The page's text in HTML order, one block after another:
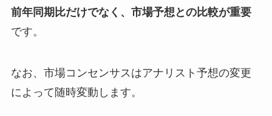
前年同期比だけでなく、市場予想との比較が重要
です。
なお、市場コンセンサスはアナリスト予想の変更
によって随時変動します。